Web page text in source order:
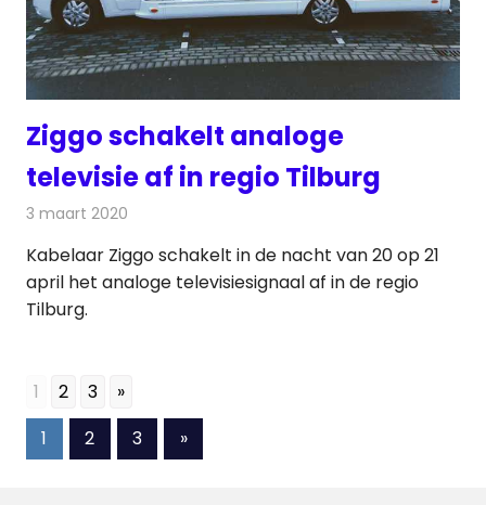
Ziggo schakelt analoge
televisie af in regio Tilburg
3 maart 2020
Kabelaar Ziggo schakelt in de nacht van 20 op 21
april het analoge televisiesignaal af in de regio
Tilburg.
1 2 3 »
Berichten
1 2 3
Volgende
berichten
»